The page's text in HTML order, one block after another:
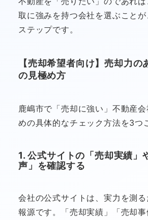
取に強みを持つ会社を選ぶこと
ステップです。
【売却希望者向け】売却力の
の見極め方
鹿嶋市で「売却に強い」不動産
めの具体的なチェック方法を3つ
1. 公式サイトの「売却実績」
声」を確認する
会社の公式サイトは、実力を測
報源です。「売却実績」「売却